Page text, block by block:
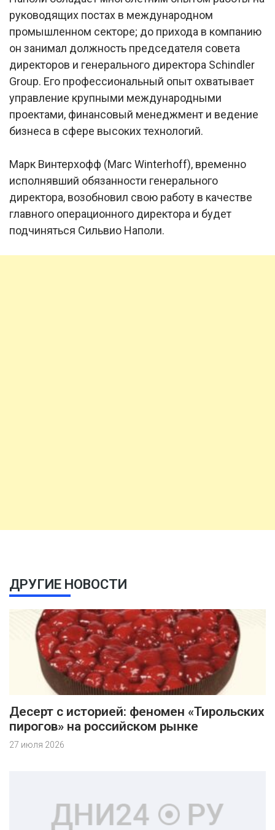
руководящих постах в международном
промышленном секторе; до прихода в компанию
он занимал должность председателя совета
директоров и генерального директора Schindler
Group. Его профессиональный опыт охватывает
управление крупными международными
проектами, финансовый менеджмент и ведение
бизнеса в сфере высоких технологий.
Марк Винтерхофф (Marc Winterhoff), временно
исполнявший обязанности генерального
директора, возобновил свою работу в качестве
главного операционного директора и будет
подчиняться Сильвио Наполи.
ДРУГИЕ НОВОСТИ
Десерт с историей: феномен «Тирольских
пирогов» на российском рынке
27 июля 2026